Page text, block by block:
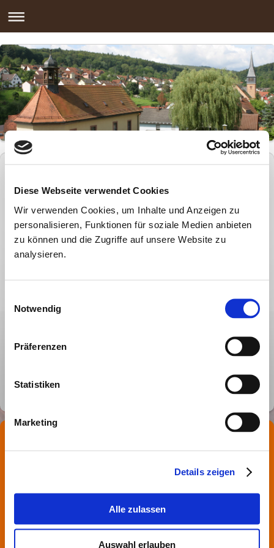
Diese Webseite verwendet Cookies
Wir verwenden Cookies, um Inhalte und Anzeigen zu
personalisieren, Funktionen für soziale Medien anbieten
zu können und die Zugriffe auf unsere Website zu
analysieren.
Notwendig
Präferenzen
Statistiken
Marketing
Details zeigen
Alle zulassen
Auswahl erlauben
Kommunalpolitik
Hier finden Sie uns
09352/2237